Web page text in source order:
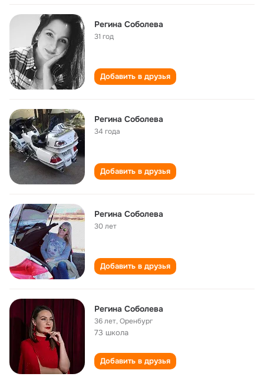
Регина Соболева
31 год
Добавить в друзья
Регина Соболева
34 года
Добавить в друзья
Регина Соболева
30 лет
Добавить в друзья
Регина Соболева
36 лет,Оренбург
73 школа
Добавить в друзья